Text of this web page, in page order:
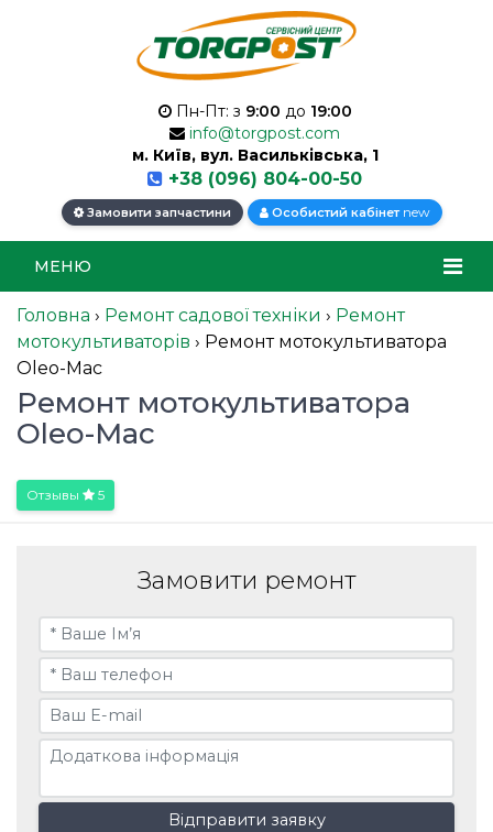
Пн-Пт: з 9:00 до 19:00
info@torgpost.com
м. Київ, вул. Васильківська, 1
+38 (096) 804-00-50
Замовити запчастини Особистий кабінет new
МЕНЮ
Головна › Ремонт садової техніки › Ремонт
мотокультиваторів › Ремонт мотокультиватора
Oleo-Mac
Ремонт мотокультиватора
Oleo-Mac
Отзывы 5
Замовити ремонт
Відправити заявку